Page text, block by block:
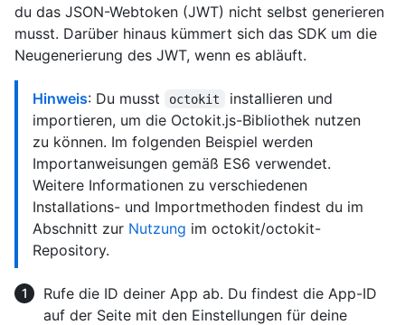
du das JSON-Webtoken (JWT) nicht selbst generieren
musst. Darüber hinaus kümmert sich das SDK um die
Neugenerierung des JWT, wenn es abläuft.
Hinweis: Du musst octokit
installieren und
importieren, um die Octokit.js-Bibliothek nutzen
zu können. Im folgenden Beispiel werden
Importanweisungen gemäß ES6 verwendet.
Weitere Informationen zu verschiedenen
Installations- und Importmethoden findest du im
Abschnitt zur Nutzung im octokit/octokit-
Repository.
Rufe die ID deiner App ab. Du findest die App-ID
auf der Seite mit den Einstellungen für deine